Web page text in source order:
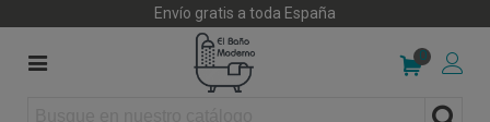
Envío gratis a toda España
0